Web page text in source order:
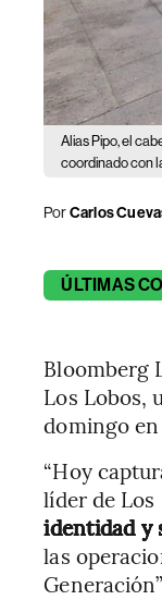
Alias Pipo, el
coordinado con
PorCarlos
ÚLTIMAS
Bloomberg
Los Lobos,
domingo
“Hoy
líder de Los
identidad y
las